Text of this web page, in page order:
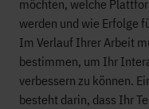
möchten, welche
werden und wie Erfolge
Im Verlauf Ihrer Arbeit
bestimmen, um Ihr
verbessern zu können.
besteht darin, dass Ihr